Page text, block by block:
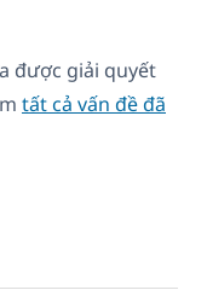
được giải quyết
tất cả vấn đề đã